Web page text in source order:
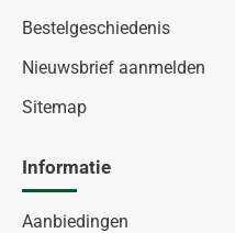
Bestelgeschiedenis
Nieuwsbrief aanmelden
Sitemap
Informatie
Aanbiedingen